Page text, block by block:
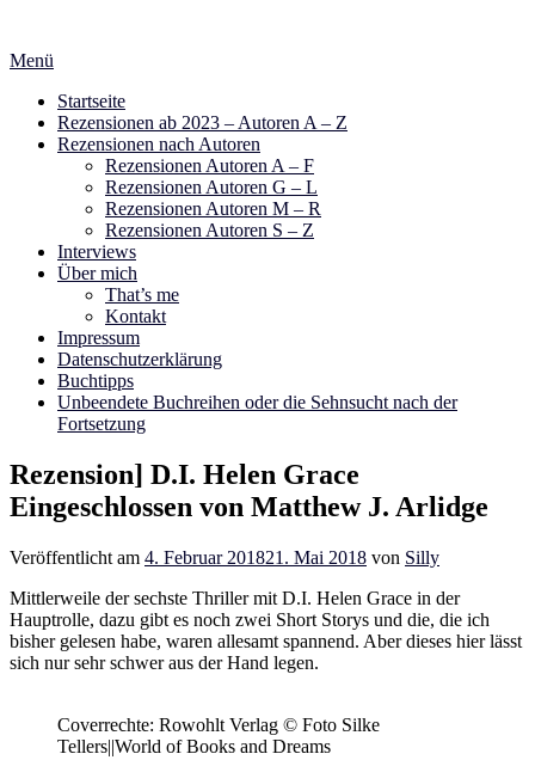
springen
Menü
Startseite
Rezensionen ab 2023 – Autoren A – Z
Rezensionen nach Autoren
Rezensionen Autoren A – F
Rezensionen Autoren G – L
Rezensionen Autoren M – R
Rezensionen Autoren S – Z
Interviews
Über mich
That’s me
Kontakt
Impressum
Datenschutzerklärung
Buchtipps
Unbeendete Buchreihen oder die Sehnsucht nach der
Fortsetzung
Rezension] D.I. Helen Grace
Eingeschlossen von Matthew J. Arlidge
Veröffentlicht am 4. Februar 201821. Mai 2018 von Silly
Mittlerweile der sechste Thriller mit D.I. Helen Grace in der
Hauptrolle, dazu gibt es noch zwei Short Storys und die, die ich
bisher gelesen habe, waren allesamt spannend. Aber dieses hier lässt
sich nur sehr schwer aus der Hand legen.
Coverrechte: Rowohlt Verlag © Foto Silke
Tellers||World of Books and Dreams